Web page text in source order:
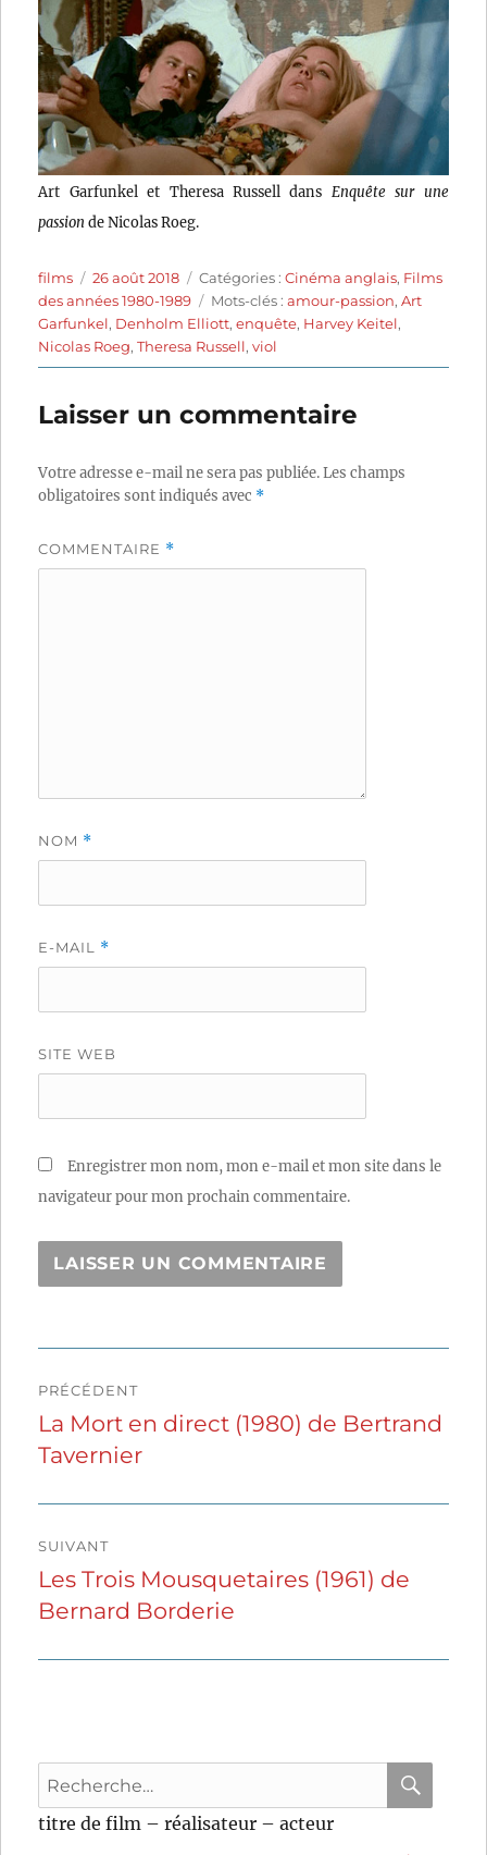
Art Garfunkel et Theresa Russell dans Enquête sur une
passion de Nicolas Roeg.
Auteur
films
Publié
le
26 août 2018 Catégories
Catégories :Cinéma anglais, Films
des années 1980-1989
Étiquettes
Mots-clés :amour-passion,Art
Garfunkel, Denholm Elliott,enquête, Harvey Keitel,
Nicolas Roeg,Theresa Russell,viol
Laisser un commentaire
Votre adresse e-mail ne sera pas publiée.Les champs
obligatoires sont indiqués avec *
COMMENTAIRE *
NOM *
E-MAIL *
SITE WEB
Enregistrer mon nom, mon e-mail et mon site dans le
navigateur pour mon prochain commentaire.
de
l’article
PRÉCÉDENT
Publication
précédente :
La Mort en direct (1980) de Bertrand
Tavernier
SUIVANT
Publication
suivante :
Les Trois Mousquetaires (1961) de
Bernard Borderie
Recherche
pour
:
titre de film – réalisateur – acteur